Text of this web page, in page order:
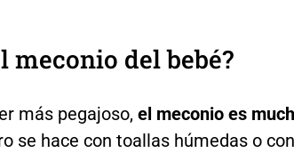
meconio del bebé?
más pegajoso, el meconio es
se hace con toallas húmedas o con